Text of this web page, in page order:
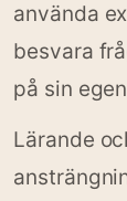
använda
besvara
på sin
Lärande